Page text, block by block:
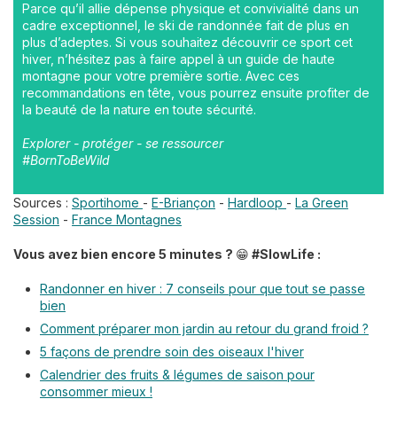
Parce qu’il allie dépense physique et convivialité dans un
cadre exceptionnel, le ski de randonnée fait de plus en
plus d’adeptes. Si vous souhaitez découvrir ce sport cet
hiver, n’hésitez pas à faire appel à un guide de haute
montagne pour votre première sortie. Avec ces
recommandations en tête, vous pourrez ensuite profiter de
la beauté de la nature en toute sécurité.
Explorer - protéger - se ressourcer
#BornToBeWild
Sources : Sportihome - E-Briançon - Hardloop - La Green
Session - France Montagnes
Vous avez bien encore 5 minutes ? 😁 #SlowLife :
Randonner en hiver : 7 conseils pour que tout se passe
bien
Comment préparer mon jardin au retour du grand froid ?
5 façons de prendre soin des oiseaux l'hiver
Calendrier des fruits & légumes de saison pour
consommer mieux !